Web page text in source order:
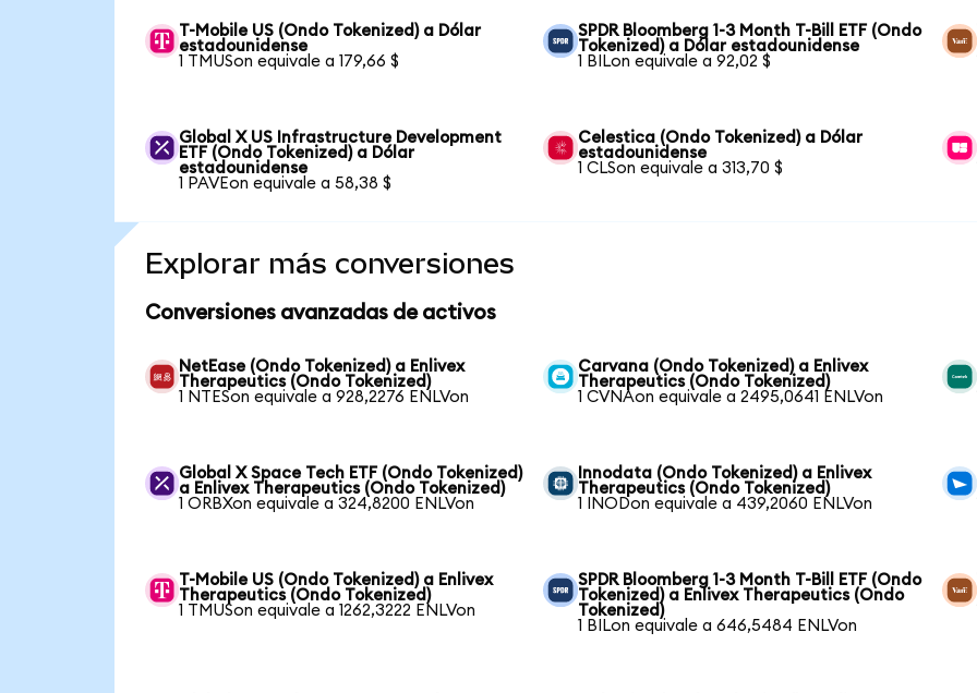
T-Mobile US (Ondo Tokenized) a Dólar
estadounidense
1 TMUSon equivale a 179,66 $
SPDR Bloomberg 1-3 Month T-Bill ETF (Ondo
Tokenized) a Dólar estadounidense
1 BILon equivale a 92,02 $
Global X US Infrastructure Development
ETF (Ondo Tokenized) a Dólar
estadounidense
1 PAVEon equivale a 58,38 $
Celestica (Ondo Tokenized) a Dólar
estadounidense
1 CLSon equivale a 313,70 $
Explorar más conversiones
Conversiones avanzadas de activos
NetEase (Ondo Tokenized) a Enlivex
Therapeutics (Ondo Tokenized)
1 NTESon equivale a 928,2276 ENLVon
Carvana (Ondo Tokenized) a Enlivex
Therapeutics (Ondo Tokenized)
1 CVNAon equivale a 2495,0641 ENLVon
Global X Space Tech ETF (Ondo Tokenized)
a Enlivex Therapeutics (Ondo Tokenized)
1 ORBXon equivale a 324,8200 ENLVon
Innodata (Ondo Tokenized) a Enlivex
Therapeutics (Ondo Tokenized)
1 INODon equivale a 439,2060 ENLVon
T-Mobile US (Ondo Tokenized) a Enlivex
Therapeutics (Ondo Tokenized)
1 TMUSon equivale a 1262,3222 ENLVon
SPDR Bloomberg 1-3 Month T-Bill ETF (Ondo
Tokenized) a Enlivex Therapeutics (Ondo
Tokenized)
1 BILon equivale a 646,5484 ENLVon